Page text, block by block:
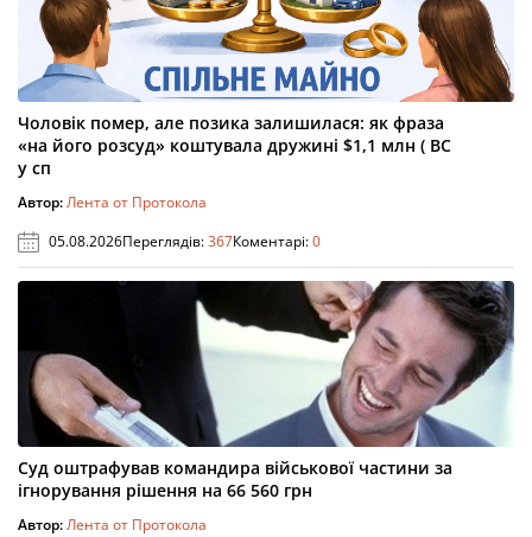
Чоловік помер, але позика залишилася: як фраза
«на його розсуд» коштувала дружині $1,1 млн ( ВС
у сп
Автор:Лента от Протокола
05.08.2026Переглядів:367Коментарі:0
Суд оштрафував командира військової частини за
ігнорування рішення на 66 560 грн
Автор:Лента от Протокола